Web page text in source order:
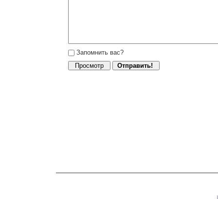
Запомнить вас?